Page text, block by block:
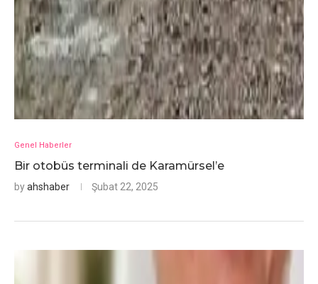
Genel Haberler
Bir otobüs terminali de Karamürsel’e
byahshaber Şubat 22, 2025